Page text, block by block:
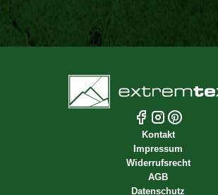
Kontakt
Impressum
Widerrufsrecht
AGB
Datenschutz